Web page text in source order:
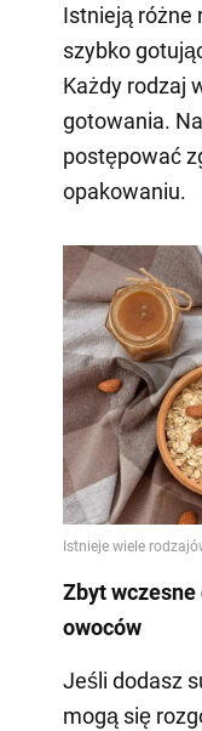
Istnieją różne
szybko
Każdy rodzaj
gotowania.
postępować
opakowaniu.
Zbyt
owoców
Jeśli dodasz
mogą się